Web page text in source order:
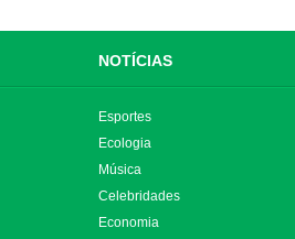
NOTÍCIAS
Esportes
Ecologia
Música
Celebridades
Economia